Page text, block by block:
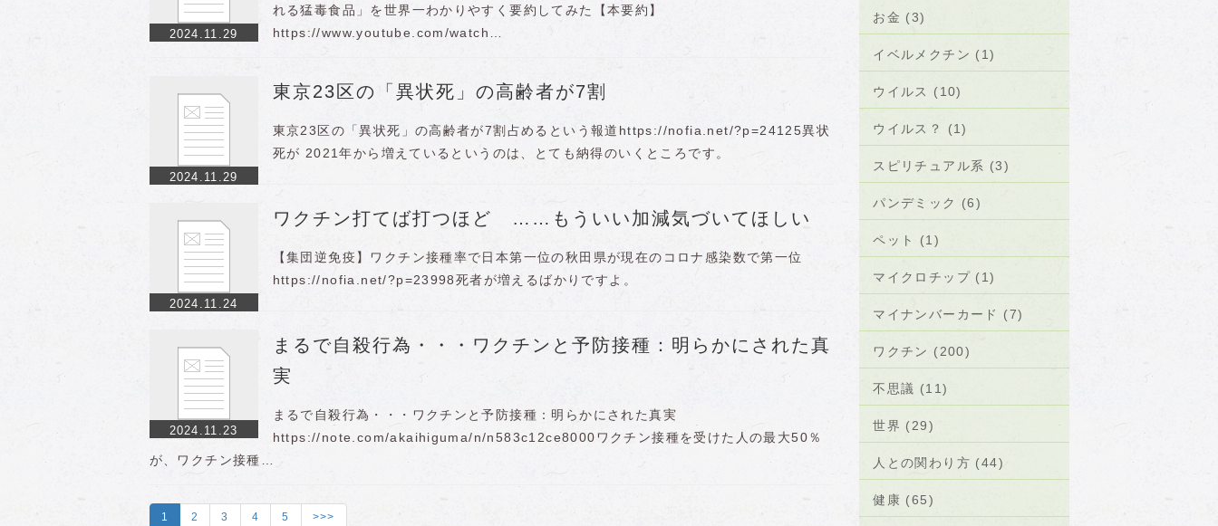
2024.11.29
れる猛毒食品」を世界一わかりやすく要約してみた【本要約】
https://www.youtube.com/watch…
2024.11.29
東京23区の「異状死」の高齢者が7割
東京23区の「異状死」の高齢者が7割占めるという報道https://nofia.net/?p=24125異状
死が 2021年から増えているというのは、とても納得のいくところです。
2024.11.24
ワクチン打てば打つほど ……もういい加減気づいてほしい
【集団逆免疫】ワクチン接種率で日本第一位の秋田県が現在のコロナ感染数で第一位
https://nofia.net/?p=23998死者が増えるばかりですよ。
2024.11.23
まるで自殺行為・・・ワクチンと予防接種：明らかにされた真
実
まるで自殺行為・・・ワクチンと予防接種：明らかにされた真実
https://note.com/akaihiguma/n/n583c12ce8000ワクチン接種を受けた人の最大50％
が、ワクチン接種…
1 2 3 4 5 >>>
お金 (3)
イベルメクチン (1)
ウイルス (10)
ウイルス？ (1)
スピリチュアル系 (3)
パンデミック (6)
ペット (1)
マイクロチップ (1)
マイナンバーカード (7)
ワクチン (200)
不思議 (11)
世界 (29)
人との関わり方 (44)
健康 (65)